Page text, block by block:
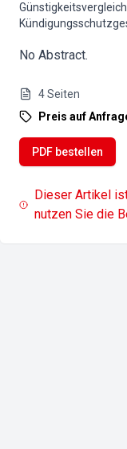
No Abstract.
4Seiten
Preis auf
PDF bestellen
Dieser Artikel
nutzen Sie die